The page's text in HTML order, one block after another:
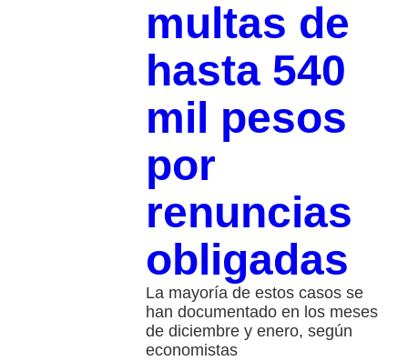
multas de
hasta 540
mil pesos
por
renuncias
obligadas
La mayoría de estos casos se
han documentado en los meses
de diciembre y enero, según
economistas